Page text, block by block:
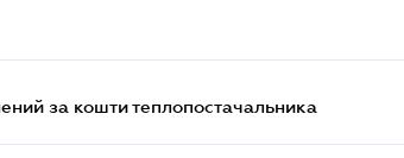
за кошти теплопостачальника